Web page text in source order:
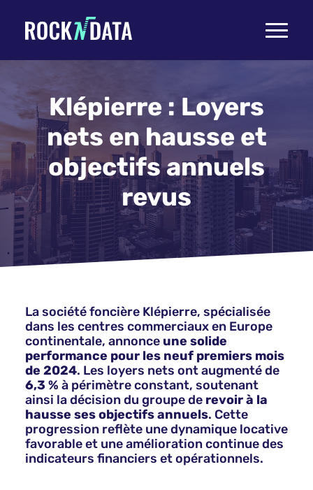
Toggle
Klépierre : Loyers
nets en hausse et
objectifs annuels
revus
La société foncière Klépierre, spécialisée
dans les centres commerciaux en Europe
continentale, annonce une solide
performance pour les neuf premiers mois
de 2024. Les loyers nets ont augmenté de
6,3 % à périmètre constant, soutenant
ainsi la décision du groupe de revoir à la
hausse ses objectifs annuels. Cette
progression reflète une dynamique locative
favorable et une amélioration continue des
indicateurs financiers et opérationnels.